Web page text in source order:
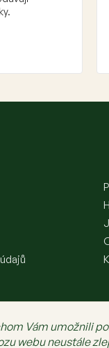
Vám umožnili
webu neustále